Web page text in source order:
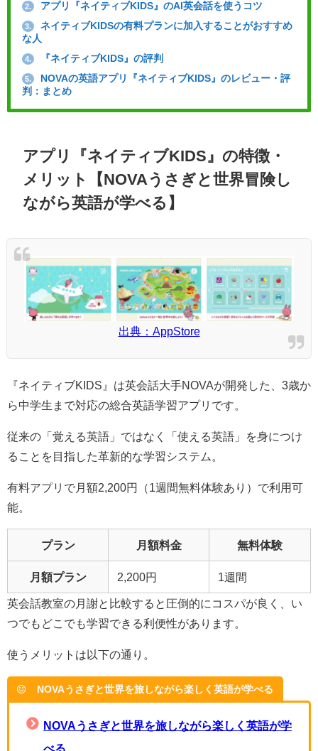
2. アプリ『ネイティブKIDS』のAI英会話を使うコツ
3.
ネイティブKIDSの有料プランに加入することがおすすめ
な人
4. 『ネイティブKIDS』の評判
5.
NOVAの英語アプリ『ネイティブKIDS』のレビュー・評
判：まとめ
アプリ『ネイティブKIDS』の特徴・
メリット【NOVAうさぎと世界冒険し
ながら英語が学べる】
出典：AppStore
『ネイティブKIDS』は英会話大手NOVAが開発した、3歳か
ら中学生まで対応の総合英語学習アプリです。
従来の「覚える英語」ではなく「使える英語」を身につけ
ることを目指した革新的な学習システム。
有料アプリで月額2,200円（1週間無料体験あり）で利用可
能。
プラン 月額料金 無料体験
月額プラン 2,200円 1週間
英会話教室の月謝と比較すると圧倒的にコスパが良く、い
つでもどこでも学習できる利便性があります。
使うメリットは以下の通り。
NOVAうさぎと世界を旅しながら楽しく英語が学べる
NOVAうさぎと世界を旅しながら楽しく英語が学
べる